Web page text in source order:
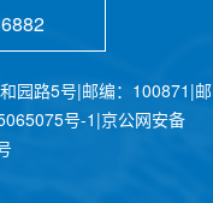
园路5号|邮编：100871|邮
号-1|京公网安备